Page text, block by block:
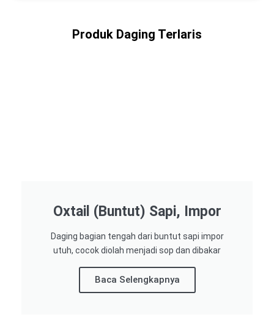
Produk Daging Terlaris
Oxtail (Buntut) Sapi, Impor
Daging bagian tengah dari buntut sapi impor
utuh, cocok diolah menjadi sop dan dibakar
Baca Selengkapnya